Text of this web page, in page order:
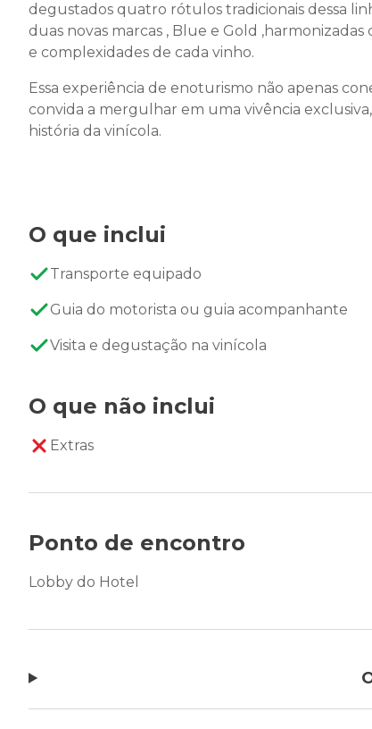
degustados quatro rótulos tradicionais dessa
duas novas marcas , Blue e Gold
e complexidades de cada vinho.
Essa experiência de enoturismo não apenas
convida a mergulhar em uma vivência
história da vinícola.
O que inclui
Transporte equipado
Guia do motorista ou guia acompanhante
Visita e degustação na vinícola
O que não inclui
Extras
Ponto de encontro
Lobby do Hotel